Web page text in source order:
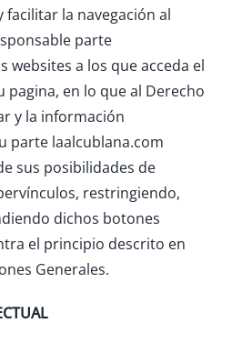
la navegación al
parte
websites a los que acceda el
pagina, en lo que al Derecho
y la información
parte laalcublana.com
sus posibilidades de
restringiendo,
dichos botones
el principio descrito en
Generales.